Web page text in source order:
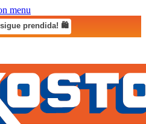
menu
sigue prendida! 🛍️